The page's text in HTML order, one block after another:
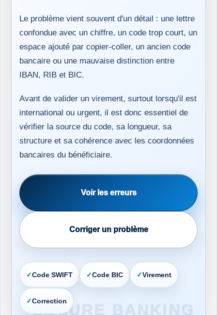
Le problème vient souvent d'un détail : une lettre
confondue avec un chiffre, un code trop court, un
espace ajouté par copier-coller, un ancien code
bancaire ou une mauvaise distinction entre
IBAN, RIB et BIC.
Avant de valider un virement, surtout lorsqu'il est
international ou urgent, il est donc essentiel de
vérifier la source du code, sa longueur, sa
structure et sa cohérence avec les coordonnées
bancaires du bénéficiaire.
Voir les erreurs
Corriger un problème
Code SWIFT Code BIC Virement
Correction